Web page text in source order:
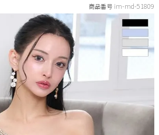
商品番号 im-md-51809